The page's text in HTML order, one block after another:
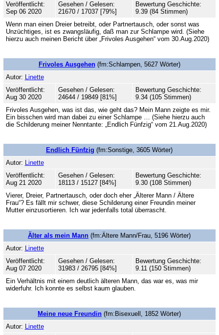
Veröffentlicht:
Sep 06 2020
Gesehen / Gelesen:
21670 / 17037 [79%]
Bewertung Geschichte:
9.39 (84 Stimmen)
Wenn man einen Dreier betreibt, oder Partnertausch, oder sonst was
Unzüchtiges, ist es zwangsläufig, daß man zur Schlampe wird. (Siehe
hierzu auch meinen Bericht über „Frivoles Ausgehen“ vom 30.Aug.2020)
Frivoles Ausgehen(fm:Schlampen, 5627 Wörter)
Autor: Linette
Veröffentlicht:
Aug 30 2020
Gesehen / Gelesen:
24644 / 19849 [81%]
Bewertung Geschichte:
9.34 (105 Stimmen)
Frivoles Ausgehen, was ist das, wie geht das? Mein Mann zeigte es mir.
Ein bisschen wird man dabei zu einer Schlampe … (Siehe hierzu auch
die Schilderung meiner Nenntante: „Endlich Fünfzig“ vom 21.Aug.2020)
Endlich Fünfzig (fm:Sonstige, 3605 Wörter)
Autor: Linette
Veröffentlicht:
Aug 21 2020
Gesehen / Gelesen:
18113 / 15127 [84%]
Bewertung Geschichte:
9.30 (108 Stimmen)
Vierer, Dreier, Partnertausch, oder doch eher „Älterer Mann / Ältere
Frau“? Es fällt mir schwer, diese Schilderung einer Freundin meiner
Mutter einzusortieren. Ich war jedenfalls total überrascht.
Älter als mein Mann (fm:Ältere Mann/Frau, 5196 Wörter)
Autor: Linette
Veröffentlicht:
Aug 07 2020
Gesehen / Gelesen:
31983 / 26795 [84%]
Bewertung Geschichte:
9.11 (150 Stimmen)
Ein Verhältnis mit einem deutlich älteren Mann, das war es, was mir
widerfuhr. Ich konnte es selbst kaum glauben.
Meine neue Freundin (fm:Bisexuell, 1852 Wörter)
Autor: Linette